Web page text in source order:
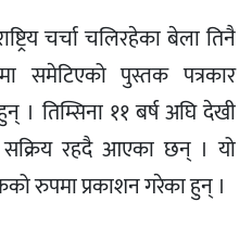
चर्चा चलिरहेका बेला तिनै
समेटिएको पुस्तक पत्रकार
। तिम्सिना ११ बर्ष अघि देखी
रहदै आएका छन् । यो
रुपमा प्रकाशन गरेका हुन् ।